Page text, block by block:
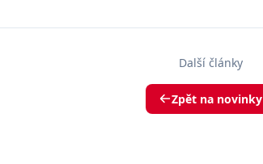
Další články
Zpět na novinky